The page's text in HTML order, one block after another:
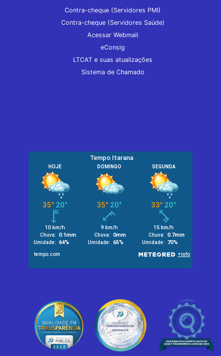
Contra-cheque (Servidores PMI)
Contra-cheque (Servidores Saúde)
Acessar Webmail
eConsig
LTCAT e suas atualizações
Sistema de Chamado